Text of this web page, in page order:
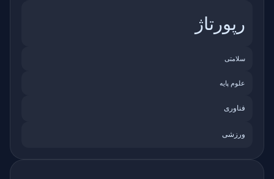
رپورتاژ
سلامتی
علوم پایه
فناوری
ورزشی